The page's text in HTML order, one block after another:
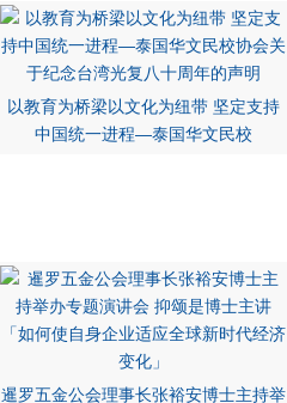
以教育为桥梁以文化为纽带 坚定支持
中国统一进程—泰国华文民校
暹罗五金公会理事长张裕安博士主持举